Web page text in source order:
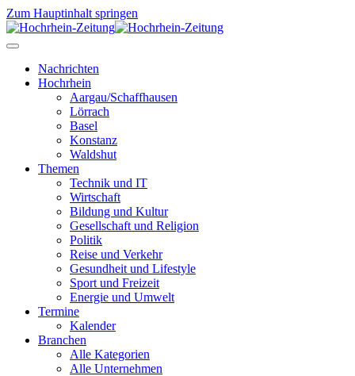
Zum Hauptinhalt springen
Nachrichten
Hochrhein
Aargau/Schaffhausen
Lörrach
Basel
Konstanz
Waldshut
Themen
Technik und IT
Wirtschaft
Bildung und Kultur
Gesellschaft und Religion
Politik
Reise und Verkehr
Gesundheit und Lifestyle
Sport und Freizeit
Energie und Umwelt
Termine
Kalender
Branchen
Alle Kategorien
Alle Unternehmen